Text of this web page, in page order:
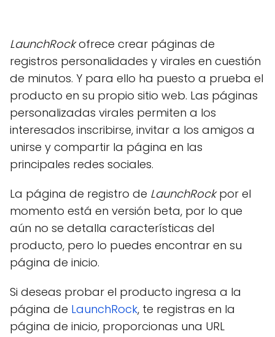
LaunchRockofrece crear páginas de
registros personalidades y virales en cuestión
de minutos. Y para ello ha puesto a prueba el
producto en su propio sitio web. Las páginas
personalizadas virales permiten a los
interesados inscribirse, invitar a los amigos a
unirse y compartir la página en las
principales redes sociales.
La página de registro de LaunchRockpor el
momento está en versión beta, por lo que
aún no se detalla características del
producto, pero lo puedes encontrar en su
página de inicio.
Si deseas probar el producto ingresa a la
página de LaunchRock, te registras en la
página de inicio, proporcionas una URL